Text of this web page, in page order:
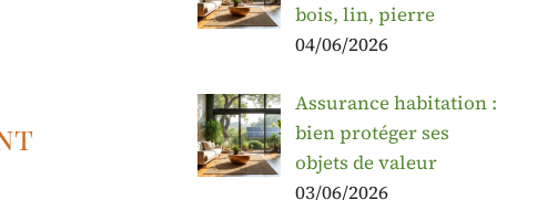
bois, lin, pierre
04/06/2026
Assurance habitation :
bien protéger ses
objets de valeur
03/06/2026